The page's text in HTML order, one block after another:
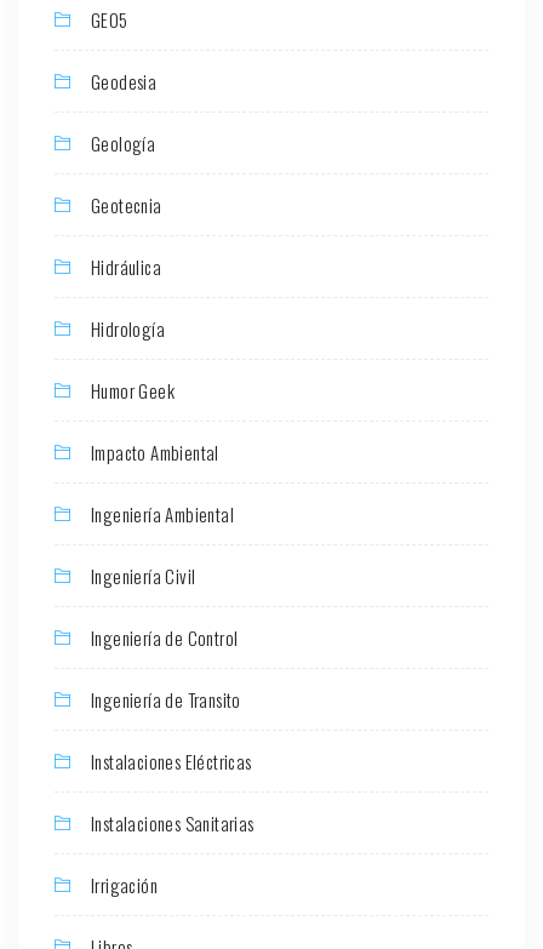
GEO5
Geodesia
Geología
Geotecnia
Hidráulica
Hidrología
Humor Geek
Impacto Ambiental
Ingeniería Ambiental
Ingeniería Civil
Ingeniería de Control
Ingeniería de Transito
Instalaciones Eléctricas
Instalaciones Sanitarias
Irrigación